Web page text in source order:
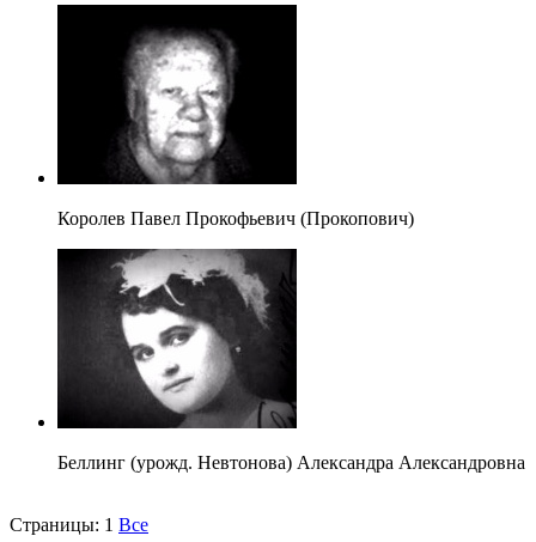
Королев Павел Прокофьевич (Прокопович)
Беллинг (урожд. Невтонова) Александра Александровна
Страницы: 1 Все